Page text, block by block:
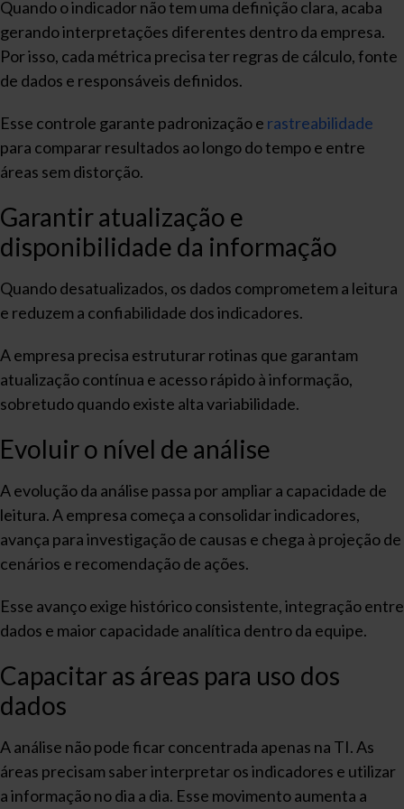
Quando o indicador não tem uma definição clara, acaba
gerando interpretações diferentes dentro da empresa.
Por isso, cada métrica precisa ter regras de cálculo, fonte
de dados e responsáveis definidos.
Esse controle garante padronização e rastreabilidade
para comparar resultados ao longo do tempo e entre
áreas sem distorção.
Garantir atualização e
disponibilidade da informação
Quando desatualizados, os dados comprometem a leitura
e reduzem a confiabilidade dos indicadores.
A empresa precisa estruturar rotinas que garantam
atualização contínua e acesso rápido à informação,
sobretudo quando existe alta variabilidade.
Evoluir o nível de análise
A evolução da análise passa por ampliar a capacidade de
leitura. A empresa começa a consolidar indicadores,
avança para investigação de causas e chega à projeção de
cenários e recomendação de ações.
Esse avanço exige histórico consistente, integração entre
dados e maior capacidade analítica dentro da equipe.
Capacitar as áreas para uso dos
dados
A análise não pode ficar concentrada apenas na TI. As
áreas precisam saber interpretar os indicadores e utilizar
a informação no dia a dia. Esse movimento aumenta a